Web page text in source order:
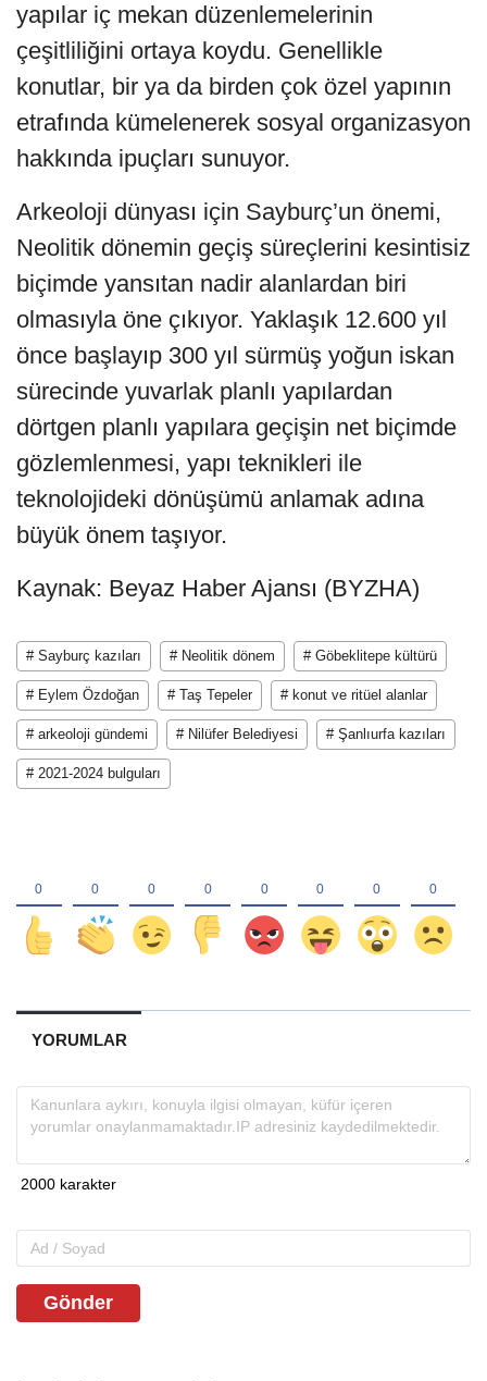
yapılar iç mekan düzenlemelerinin
çeşitliliğini ortaya koydu. Genellikle
konutlar, bir ya da birden çok özel yapının
etrafında kümelenerek sosyal organizasyon
hakkında ipuçları sunuyor.
Arkeoloji dünyası için Sayburç’un önemi,
Neolitik dönemin geçiş süreçlerini kesintisiz
biçimde yansıtan nadir alanlardan biri
olmasıyla öne çıkıyor. Yaklaşık 12.600 yıl
önce başlayıp 300 yıl sürmüş yoğun iskan
sürecinde yuvarlak planlı yapılardan
dörtgen planlı yapılara geçişin net biçimde
gözlemlenmesi, yapı teknikleri ile
teknolojideki dönüşümü anlamak adına
büyük önem taşıyor.
Kaynak: Beyaz Haber Ajansı (BYZHA)
# Sayburç kazıları # Neolitik dönem # Göbeklitepe kültürü
# Eylem Özdoğan # Taş Tepeler # konut ve ritüel alanlar
# arkeoloji gündemi # Nilüfer Belediyesi # Şanlıurfa kazıları
# 2021-2024 bulguları
YORUMLAR
Gönder